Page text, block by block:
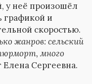
у неё произошёл
графикой и
скоростью.
жанров: сельский
много
Елена Сергеевна.